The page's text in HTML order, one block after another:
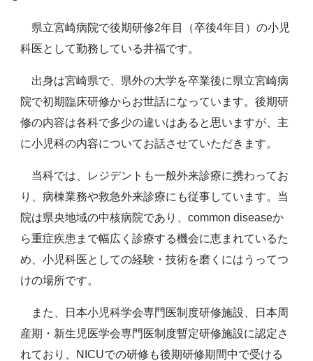
県立宮崎病院で後期研修2年目（卒後4年目）の小児
科医として勤務している井福です。
出身は宮崎県で、県外の大学を卒業後に県立宮崎病
院で初期臨床研修からお世話になっています。後期研
修の内容は各科で多少の違いはあると思いますが、主
に小児科の内容についてお話させていただきます。
当科では、レジデントも一般外来診療に携わってお
り、病棟業務や救急外来診療にも従事しています。当
院は県央地域の中核病院であり、common diseaseか
ら重症疾患まで幅広く診療する機会に恵まれているた
め、小児科医としての経験・技術を磨くにはうってつ
けの場所です。
また、日本小児科学会専門医制度研修施設、日本周
産期・新生児医学会専門医制度暫定研修施設に認定さ
れており、NICUでの研修も後期研修期間中で受ける